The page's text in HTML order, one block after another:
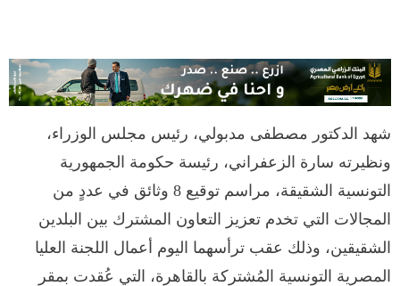
شهد الدكتور مصطفى مدبولي، رئيس مجلس الوزراء،
ونظيرته سارة الزعفراني، رئيسة حكومة الجمهورية
التونسية الشقيقة، مراسم توقيع 8 وثائق في عددٍ من
المجالات التي تخدم تعزيز التعاون المشترك بين البلدين
الشقيقين، وذلك عقب ترأسهما اليوم أعمال اللجنة العليا
المصرية التونسية المُشتركة بالقاهرة، التي عُقدت بمقر